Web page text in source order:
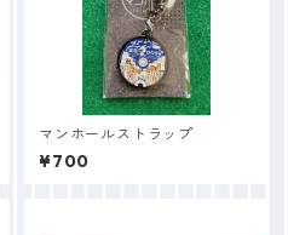
マンホールストラップ
¥700